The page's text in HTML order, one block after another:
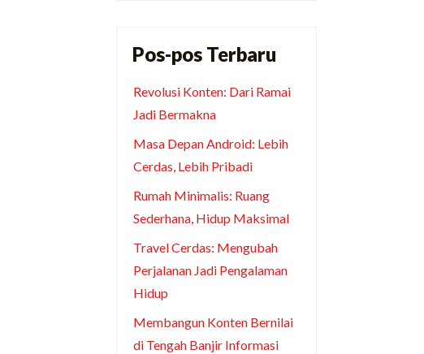
Pos-pos Terbaru
Revolusi Konten: Dari Ramai
Jadi Bermakna
Masa Depan Android: Lebih
Cerdas, Lebih Pribadi
Rumah Minimalis: Ruang
Sederhana, Hidup Maksimal
Travel Cerdas: Mengubah
Perjalanan Jadi Pengalaman
Hidup
Membangun Konten Bernilai
di Tengah Banjir Informasi